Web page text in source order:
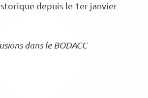
depuis le 1er janvier
dans le BODACC